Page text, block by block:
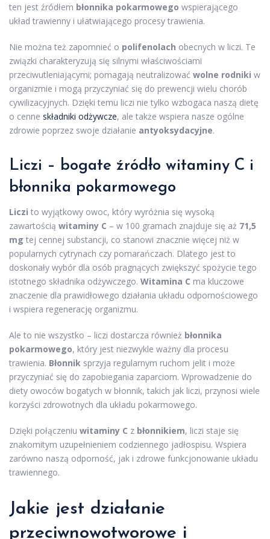
ten jest źródłem błonnika pokarmowego wspierającego
układ trawienny i ułatwiającego procesy trawienia.
Nie można też zapomnieć o polifenolach obecnych w liczi. Te
związki charakteryzują się silnymi właściwościami
przeciwutleniającymi; pomagają neutralizować wolne rodniki w
organizmie i mogą przyczyniać się do prewencji wielu chorób
cywilizacyjnych. Dzięki temu liczi nie tylko wzbogaca naszą dietę
o cenne składniki odżywcze, ale także wspiera nasze ogólne
zdrowie poprzez swoje działanie antyoksydacyjne.
Liczi – bogate źródło witaminy C i
błonnika pokarmowego
Liczi to wyjątkowy owoc, który wyróżnia się wysoką
zawartością witaminy C – w 100 gramach znajduje się aż 71,5
mg tej cennej substancji, co stanowi znacznie więcej niż w
popularnych cytrynach czy pomarańczach. Dlatego jest to
doskonały wybór dla osób pragnących zwiększyć spożycie tego
istotnego składnika odżywczego. Witamina C ma kluczowe
znaczenie dla prawidłowego działania układu odpornościowego
i wspiera regenerację organizmu.
Ale to nie wszystko – liczi dostarcza również błonnika
pokarmowego, który jest niezwykle ważny dla procesu
trawienia. Błonnik sprzyja regularnym ruchom jelit i może
przyczyniać się do zapobiegania zaparciom. Wprowadzenie do
diety owoców bogatych w błonnik, takich jak liczi, przynosi wiele
korzyści zdrowotnych dla układu pokarmowego.
Dzięki połączeniu witaminy C z błonnikiem, liczi staje się
znakomitym uzupełnieniem codziennego jadłospisu. Wspiera
zarówno naszą odporność, jak i zdrowe funkcjonowanie układu
trawiennego.
Jakie jest działanie
przeciwnowotworowe i